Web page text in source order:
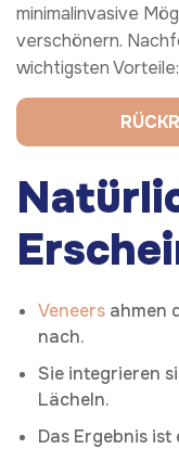
minimalinvasive
verschönern.
wichtigsten Vorteile:
Veneers ahmen
nach.
Sie integrieren
Lächeln.
Das Ergebnis